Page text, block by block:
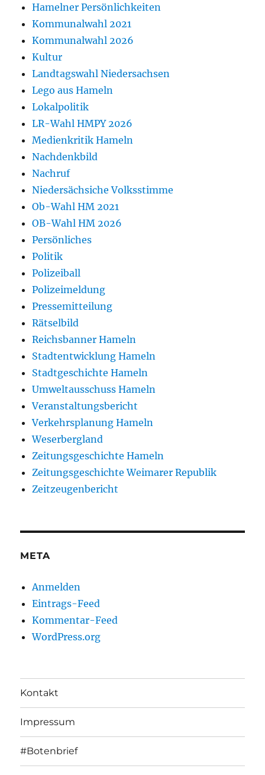
Hamelner Persönlichkeiten
Kommunalwahl 2021
Kommunalwahl 2026
Kultur
Landtagswahl Niedersachsen
Lego aus Hameln
Lokalpolitik
LR-Wahl HMPY 2026
Medienkritik Hameln
Nachdenkbild
Nachruf
Niedersächsiche Volksstimme
Ob-Wahl HM 2021
OB-Wahl HM 2026
Persönliches
Politik
Polizeiball
Polizeimeldung
Pressemitteilung
Rätselbild
Reichsbanner Hameln
Stadtentwicklung Hameln
Stadtgeschichte Hameln
Umweltausschuss Hameln
Veranstaltungsbericht
Verkehrsplanung Hameln
Weserbergland
Zeitungsgeschichte Hameln
Zeitungsgeschichte Weimarer Republik
Zeitzeugenbericht
META
Anmelden
Eintrags-Feed
Kommentar-Feed
WordPress.org
Kontakt
Impressum
#Botenbrief